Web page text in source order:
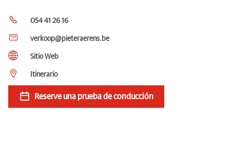
054 41 26 16
verkoop@pieteraerens.be
Sitio Web
Itinerario
Reserve una prueba de conducción